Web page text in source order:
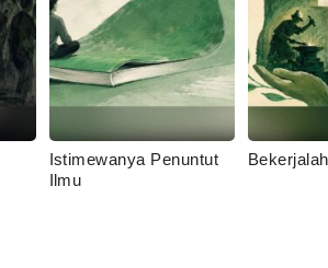
Istimewanya Penuntut
Ilmu
Bekerjalah